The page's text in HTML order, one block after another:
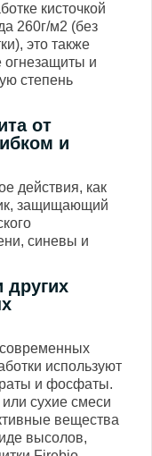
кисточкой
260г/м2 (без
это также
огнезащиты и
степень
от
и
действия, как
защищающий
синевы и
других
используют
и фосфаты.
сухие смеси
вещества
высолов,